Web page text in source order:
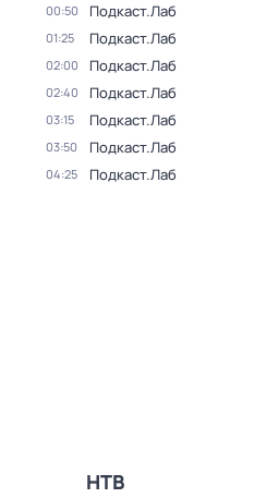
00:50 Подкаст.Лаб
01:25 Подкаст.Лаб
02:00 Подкаст.Лаб
02:40 Подкаст.Лаб
03:15 Подкаст.Лаб
03:50 Подкаст.Лаб
04:25 Подкаст.Лаб
НТВ